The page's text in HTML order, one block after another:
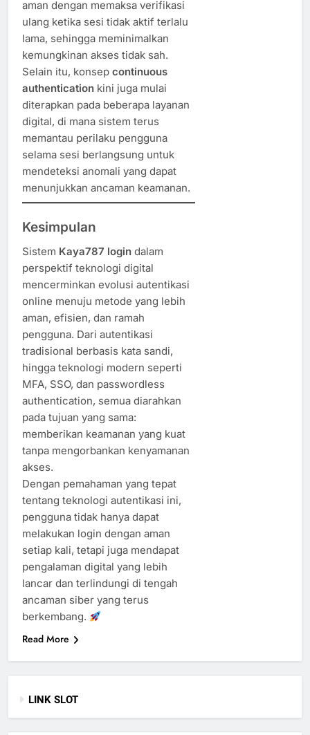
aman dengan memaksa verifikasi
ulang ketika sesi tidak aktif terlalu
lama, sehingga meminimalkan
kemungkinan akses tidak sah.
Selain itu, konsep continuous
authentication kini juga mulai
diterapkan pada beberapa layanan
digital, di mana sistem terus
memantau perilaku pengguna
selama sesi berlangsung untuk
mendeteksi anomali yang dapat
menunjukkan ancaman keamanan.
Kesimpulan
Sistem Kaya787 login dalam
perspektif teknologi digital
mencerminkan evolusi autentikasi
online menuju metode yang lebih
aman, efisien, dan ramah
pengguna. Dari autentikasi
tradisional berbasis kata sandi,
hingga teknologi modern seperti
MFA, SSO, dan passwordless
authentication, semua diarahkan
pada tujuan yang sama:
memberikan keamanan yang kuat
tanpa mengorbankan kenyamanan
akses.
Dengan pemahaman yang tepat
tentang teknologi autentikasi ini,
pengguna tidak hanya dapat
melakukan login dengan aman
setiap kali, tetapi juga mendapat
pengalaman digital yang lebih
lancar dan terlindungi di tengah
ancaman siber yang terus
berkembang.
Read More
LINK SLOT